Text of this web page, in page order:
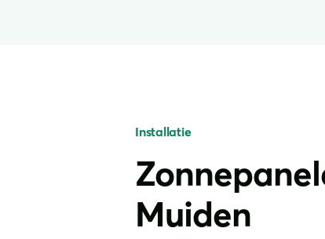
Installatie
Muiden